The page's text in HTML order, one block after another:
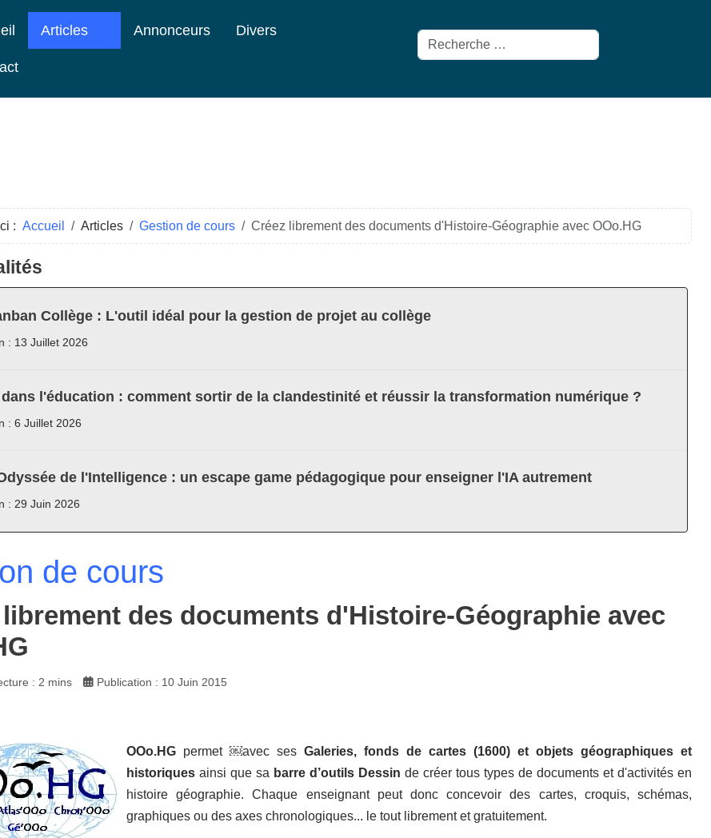
Articles Annonceurs Divers
Rechercher
: Accueil Articles Gestion de cours Créez librement des documents d'Histoire-Géographie avec OOo.HG
Collège : L'outil idéal pour la gestion de projet au collège
: 13 Juillet 2026
dans l'éducation : comment sortir de la clandestinité et réussir la transformation numérique ?
: 6 Juillet 2026
de l'Intelligence : un escape game pédagogique pour enseigner l'IA autrement
: 29 Juin 2026
de cours
librement des documents d'Histoire-Géographie avec
: 2 mins Publication : 10 Juin 2015
OOo.HG permet ￼avec ses Galeries, fonds de cartes (1600) et objets géographiques et
historiques ainsi que sa barre d’outils Dessin de créer tous types de documents et d'activités en
histoire géographie. Chaque enseignant peut donc concevoir des cartes, croquis, schémas,
graphiques ou des axes chronologiques... le tout librement et gratuitement.